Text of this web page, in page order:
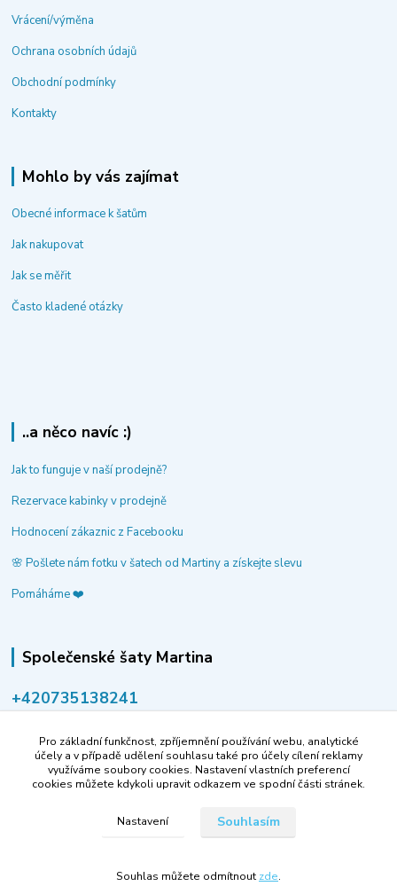
Vrácení/výměna
Ochrana osobních údajů
Obchodní podmínky
Kontakty
Mohlo by vás zajímat
Obecné informace k šatům
Jak nakupovat
Jak se měřit
Často kladené otázky
..a něco navíc :)
Jak to funguje v naší prodejně?
Rezervace kabinky v prodejně
Hodnocení zákaznic z Facebooku
🌸 Pošlete nám fotku v šatech od Martiny a získejte slevu
Pomáháme ❤️
Společenské šaty Martina
‭+420735138241
info@spolecenske-saty-martina.cz
Pro základní funkčnost, zpříjemnění používání webu, analytické
účely a v případě udělení souhlasu také pro účely cílení reklamy
využíváme soubory cookies. Nastavení vlastních preferencí
cookies můžete kdykoli upravit odkazem ve spodní části stránek.
Nastavení Souhlasím
Souhlas můžete odmítnout zde.